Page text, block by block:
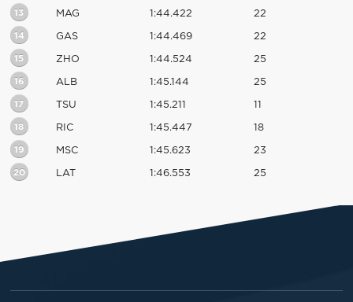
13 MAG 1:44.422 22
14 GAS 1:44.469 22
15 ZHO 1:44.524 25
16 ALB 1:45.144 25
17 TSU 1:45.211 11
18 RIC 1:45.447 18
19 MSC 1:45.623 23
20 LAT 1:46.553 25